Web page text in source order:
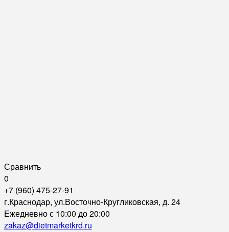
Сравнить
0
+7 (960) 475-27-91
г.Краснодар, ул.Восточно-Кругликовская, д. 24
Ежедневно с 10:00 до 20:00
zakaz@dietmarketkrd.ru